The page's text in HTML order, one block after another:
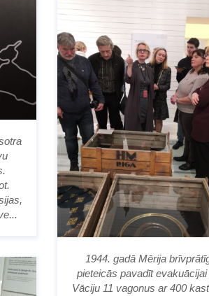
1944. gadā Mērija
pieteicās pavadīt
Vāciju 11 vagonus ar 400